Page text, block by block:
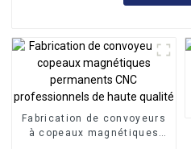
Fabrication de convoyeurs
à copeaux magnétiques